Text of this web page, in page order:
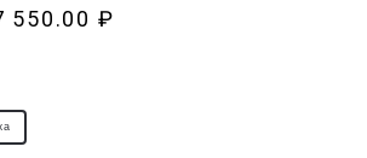
550.00 ₽